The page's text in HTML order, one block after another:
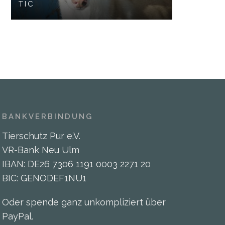
TIC
BANKVERBINDUNG
Tierschutz Pur e.V.
VR-Bank Neu Ulm
IBAN: DE26 7306 1191 0003 2271 20
BIC: GENODEF1NU1
Oder spende ganz unkompliziert über
PayPal.